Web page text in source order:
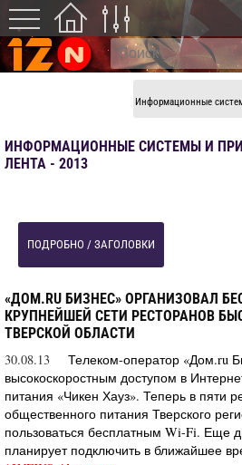
Информационные
ИНФОРМАЦИОННЫЕ СИСТЕМЫ И
ЛЕНТА - 2013
ПОДРОБНО / ЗАГОЛОВКИ
«ДОМ.RU БИЗНЕС» ОРГАНИЗОВАЛ
КРУПНЕЙШЕЙ СЕТИ РЕСТОРАНОВ
ТВЕРСКОЙ ОБЛАСТИ
30.08.13
Телеком-оператор «Дом.ru
высокоскоростным доступом в
питания «Чикен Хауз». Теперь в пяти
общественного питания Тверского
пользоваться бесплатным Wi-Fi. Еще
планирует подключить в ближайшее